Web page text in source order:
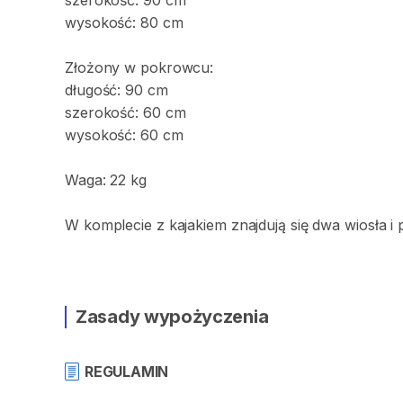
wysokość: 80 cm
Złożony w pokrowcu:
długość: 90 cm
szerokość: 60 cm
wysokość: 60 cm
Waga: 22 kg
W komplecie z kajakiem znajdują się dwa wiosła i
Zasady wypożyczenia
REGULAMIN